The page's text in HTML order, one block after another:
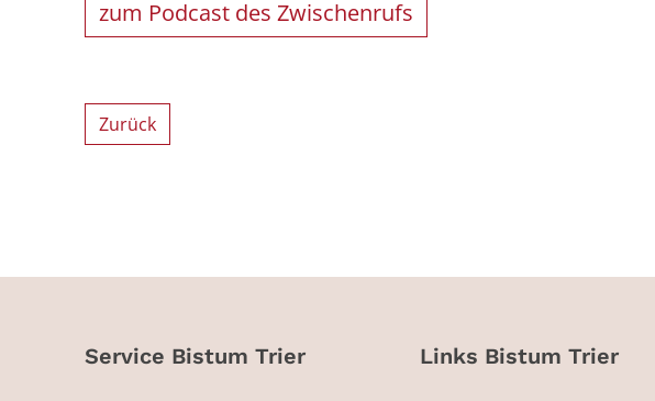
zum Podcast des Zwischenrufs
Zurück
Service Bistum Trier Links Bistum Trier